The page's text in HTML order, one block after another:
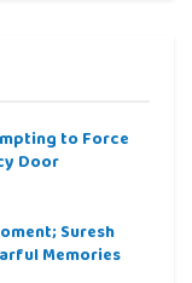
to Force
Door
Suresh
Memories